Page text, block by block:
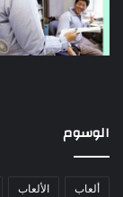
الوسوم
ألعاب الألعاب